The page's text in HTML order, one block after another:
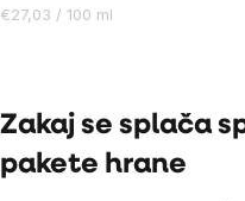
Cena
€27,03 / 100 ml
Zakaj se splača
pakete hrane